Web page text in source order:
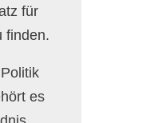
für
finden.
es